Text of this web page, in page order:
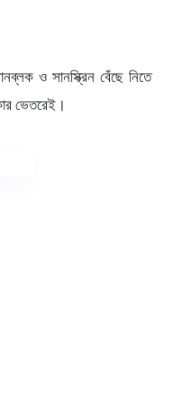
ও সানস্ক্রিন বেঁছে নিতে
ভেতরেই।